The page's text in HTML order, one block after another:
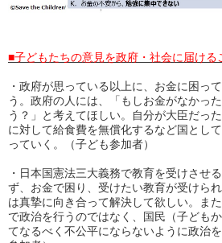
■子どもたちの意見を政府・社会に届ける
・ 政府が思っている以上に、お金に困っ
う。政府の人には、「もしお金がなかっ
う？」と考えてほしい。
自分が大臣だっ
に対して給食費を無償化するなど国とし
っていく。（子ども参加者）
・日本国憲法三大義務で教育を受けさせ
ず、お金で困り、受けたい教育が受けら
は真摯に向き合って解決して欲しい。また
で政治を行うのではなく、国民（子ども
てなるべく不公平にならないように政治を